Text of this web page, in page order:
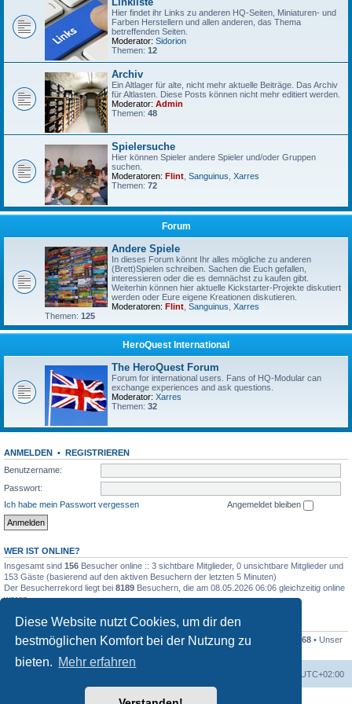
Diese Website nutzt Cookies, um dir den
bestmöglichen Komfort bei der Nutzung zu
bieten. Mehr erfahren
Hier findet ihr Links zu anderen HQ-Seiten, Miniaturen- und
Farben Herstellern und allen anderen, das Thema
betreffenden Seiten.
Moderator: Sidorion
Themen: 12
Archiv
Ein Altlager für alte, nicht mehr aktuelle Beiträge. Das Archiv
für Altlasten. Diese Posts können nicht mehr editiert werden.
Moderator: Admin
Themen: 48
Spielersuche
Hier können Spieler andere Spieler und/oder Gruppen
suchen.
Moderatoren: Flint Sanguinus Xarres
Themen: 72
Forum
Andere Spiele
In dieses Forum könnt Ihr alles mögliche zu anderen
(Brett)Spielen schreiben. Sachen die Euch gefallen,
interessieren oder die es demnächst zu kaufen gibt.
Weiterhin können hier aktuelle Kickstarter-Projekte diskutiert
werden oder Eure eigene Kreationen diskutieren.
Moderatoren: Flint Sanguinus Xarres
Themen: 125
HeroQuest International
The HeroQuest Forum
Forum for international users. Fans of HQ-Modular can
exchange experiences and ask questions.
Moderator: Xarres
Themen: 32
ANMELDEN • REGISTRIEREN
Benutzername:
Passwort:
Ich habe mein Passwort vergessen
Angemeldet bleiben
WER IST ONLINE?
Insgesamt sind 156 Besucher online :: 3 sichtbare Mitglieder, 0 unsichtbare Mitglieder und
153 Gäste (basierend auf den aktiven Besuchern der letzten 5 Minuten)
Der Besucherrekord liegt bei 8189 Besuchern, die am 08.05.2026 06:06 gleichzeitig online
waren.
STATISTIK
Beiträge insgesamt41259• Themen insgesamt 1169• Mitglieder insgesamt 1268 • Unser
neuestes Mitglied:
UTC+02:00
Powered byphpBB® Forum Software © phpBB Limited